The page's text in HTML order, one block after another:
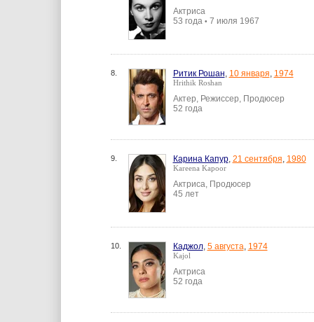
Актриса
53 года • 7 июля 1967
8. Ритик Рошан, 10 января, 1974
Hrithik Roshan
Актер, Режиссер, Продюсер
52 года
9. Карина Капур, 21 сентября, 1980
Kareena Kapoor
Актриса, Продюсер
45 лет
10. Каджол, 5 августа, 1974
Kajol
Актриса
52 года